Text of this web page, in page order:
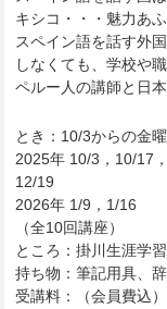
キシコ・・・魅力あ
スペイン語を話す外
しなくても、学校や
ペルー人の講師と日
とき：10/3からの金
2025年 10/3，10/17
12/19
2026年 1/9，1/16
（全10回講座）
ところ：掛川生涯学
持ち物：筆記用具、
受講料：（会員費込